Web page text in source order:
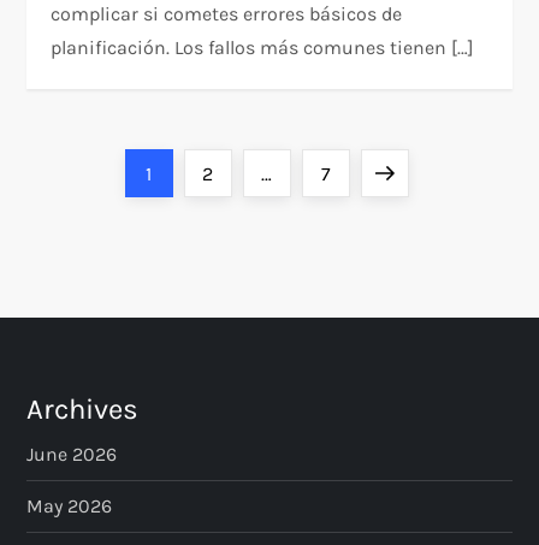
complicar si cometes errores básicos de
planificación. Los fallos más comunes tienen […]
s
p
a
Page
1 Page
2 … Page
7 Next
Archives
June 2026
May 2026